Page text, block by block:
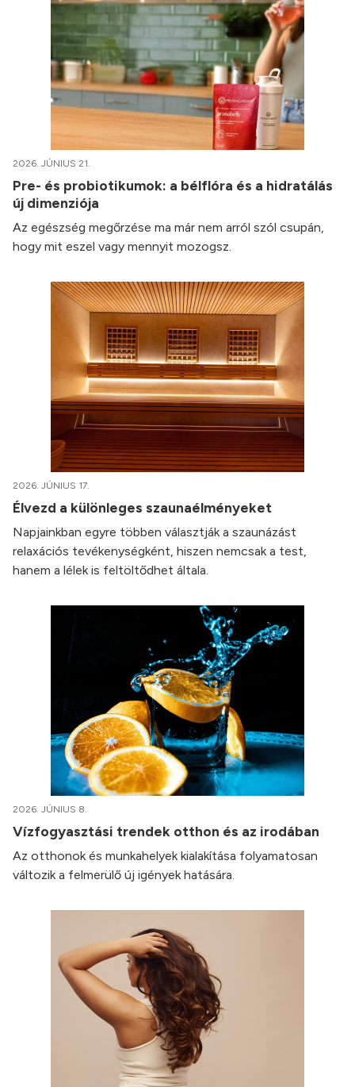
2026. JÚNIUS 21.
Pre- és probiotikumok: a bélflóra és a hidratálás
új dimenziója
Az egészség megőrzése ma már nem arról szól csupán,
hogy mit eszel vagy mennyit mozogsz.
2026. JÚNIUS 17.
Élvezd a különleges szaunaélményeket
Napjainkban egyre többen választják a szaunázást
relaxációs tevékenységként, hiszen nemcsak a test,
hanem a lélek is feltöltődhet általa.
2026. JÚNIUS 8.
Vízfogyasztási trendek otthon és az irodában
Az otthonok és munkahelyek kialakítása folyamatosan
változik a felmerülő új igények hatására.